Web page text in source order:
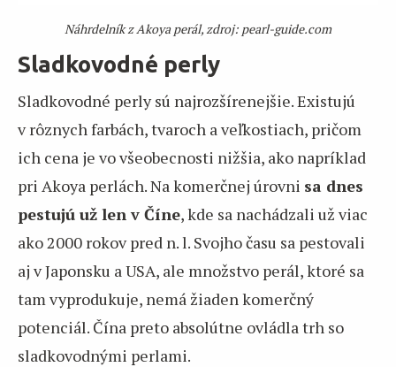
Náhrdelník z Akoya perál, zdroj: pearl-guide.com
Sladkovodné perly
Sladkovodné perly sú najrozšírenejšie. Existujú
v rôznych farbách, tvaroch a veľkostiach, pričom
ich cena je vo všeobecnosti nižšia, ako napríklad
pri Akoya perlách. Na komerčnej úrovni sa dnes
pestujú už len v Číne, kde sa nachádzali už viac
ako 2000 rokov pred n. l. Svojho času sa pestovali
aj v Japonsku a USA, ale množstvo perál, ktoré sa
tam vyprodukuje, nemá žiaden komerčný
potenciál. Čína preto absolútne ovládla trh so
sladkovodnými perlami.